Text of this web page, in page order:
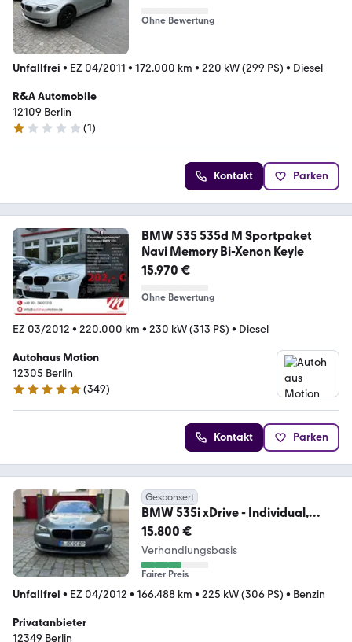
Ohne Bewertung
Unfallfrei • EZ 04/2011 • 172.000 km • 220 kW (299 PS) • Diesel
R&A Automobile
12109 Berlin
1 Stern
(1)
Kontakt Parken
BMW 535 535d M Sportpaket
Navi Memory Bi-Xenon Keyle
15.970 €
Ohne Bewertung
EZ 03/2012 • 220.000 km • 230 kW (313 PS) • Diesel
Autohaus Motion
12305 Berlin
5 Sterne
(349)
Kontakt Parken
Gesponsert
BMW 535i xDrive - Individual,
Head Up, Softclose
15.800 €
Verhandlungsbasis
Fairer Preis
Unfallfrei • EZ 04/2012 • 166.488 km • 225 kW (306 PS) • Benzin
Privatanbieter
12349 Berlin